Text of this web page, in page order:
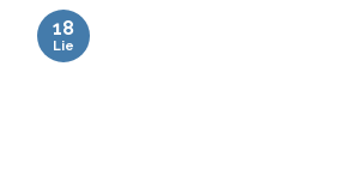
18
Lie